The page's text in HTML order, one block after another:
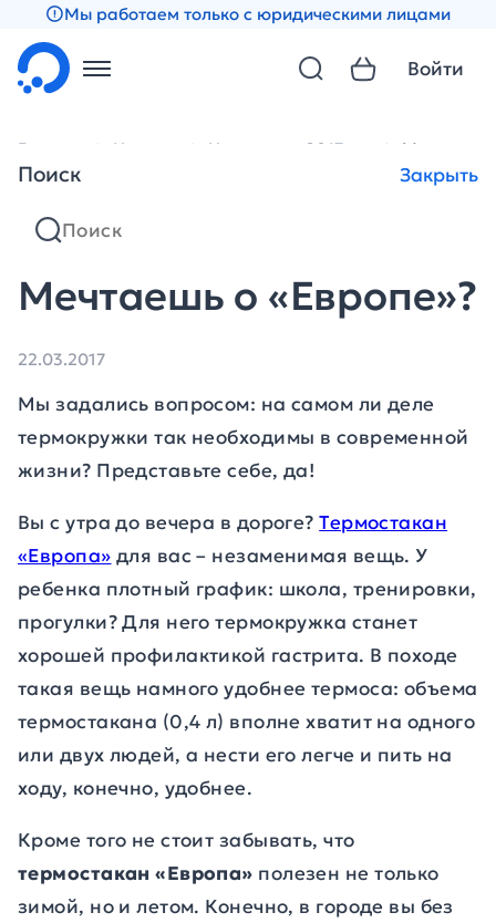
Мы работаем только с юридическими лицами
Поиск Закрыть
Войти
Главная Новости Новости за 2017 год Мечтаешь
Мечтаешь о «Европе»?
22.03.2017
Мы задались вопросом: на самом ли деле
термокружки так необходимы в современной
жизни? Представьте себе, да!
Вы с утра до вечера в дороге?Термостакан
«Европа» для вас – незаменимая вещь. У
ребенка плотный график: школа, тренировки,
прогулки? Для него термокружка станет
хорошей профилактикой гастрита. В походе
такая вещь намного удобнее термоса: объема
термостакана (0,4 л) вполне хватит на одного
или двух людей, а нести его легче и пить на
ходу, конечно, удобнее.
Кроме того не стоит забывать, что
термостакан «Европа» полезен не только
зимой, но и летом. Конечно, в городе вы без